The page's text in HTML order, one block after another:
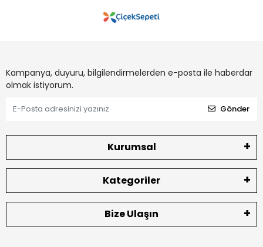
Kampanya, duyuru, bilgilendirmelerden e-posta ile haberdar
olmak istiyorum.
Gönder
Kurumsal
Kategoriler
Bize Ulaşın